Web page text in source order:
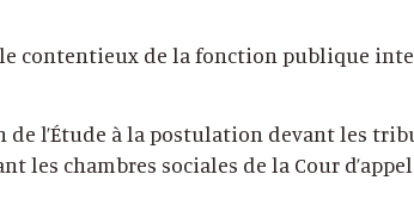
le contentieux de la fonction publique
l’Étude à la postulation devant les
les chambres sociales de la Cour